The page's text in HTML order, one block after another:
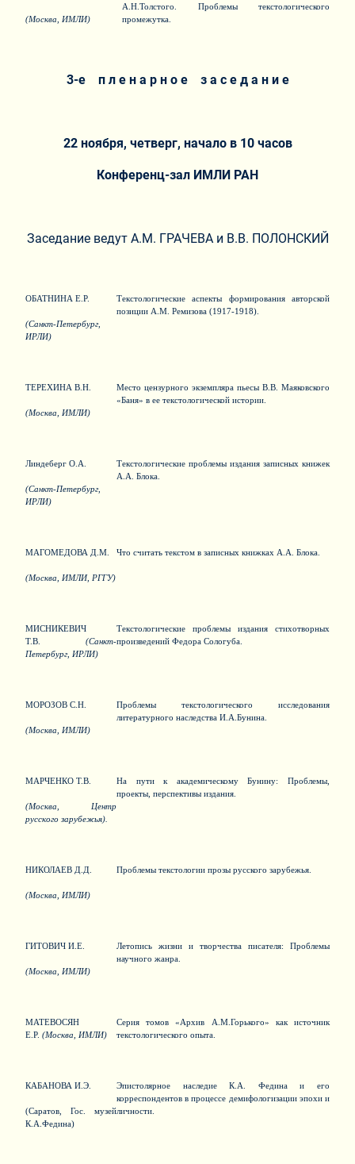
(Москва, ИМЛИ)
А.Н.Толстого. Проблемы текстологического
промежутка.
3-е п л е н а р н о е з а с е д а н и е
22 ноября, четверг, начало в 10 часов
Конференц-зал ИМЛИ РАН
Заседание ведут А.М. ГРАЧЕВА и В.В. ПОЛОНСКИЙ
ОБАТНИНА Е.Р.
(Санкт-Петербург,
ИРЛИ)
Текстологические аспекты формирования авторской
позиции А.М. Ремизова (1917-1918).
ТЕРЕХИНА В.Н.
(Москва, ИМЛИ)
Место цензурного экземпляра пьесы В.В. Маяковского
«Баня» в ее текстологической истории.
Линдеберг О.А.
(Санкт-Петербург,
ИРЛИ)
Текстологические проблемы издания записных книжек
А.А. Блока.
МАГОМЕДОВА Д.М.
(Москва, ИМЛИ, РГГУ)
Что считать текстом в записных книжках А.А. Блока.
МИСНИКЕВИЧ
Т.В. (Санкт-
Петербург, ИРЛИ)
Текстологические проблемы издания стихотворных
произведений Федора Сологуба.
МОРОЗОВ С.Н.
(Москва, ИМЛИ)
Проблемы текстологического исследования
литературного наследства И.А.Бунина.
МАРЧЕНКО Т.В.
(Москва, Центр
русского зарубежья).
На пути к академическому Бунину: Проблемы,
проекты, перспективы издания.
НИКОЛАЕВ Д.Д.
(Москва, ИМЛИ)
Проблемы текстологии прозы русского зарубежья.
ГИТОВИЧ И.Е.
(Москва, ИМЛИ)
Летопись жизни и творчества писателя: Проблемы
научного жанра.
МАТЕВОСЯН
Е.Р. (Москва, ИМЛИ)
Серия томов «Архив А.М.Горького» как источник
текстологического опыта.
КАБАНОВА И.Э.
(Саратов, Гос. музей
К.А.Федина)
Эпистолярное наследие К.А. Федина и его
корреспондентов в процессе демифологизации эпохи и
личности.